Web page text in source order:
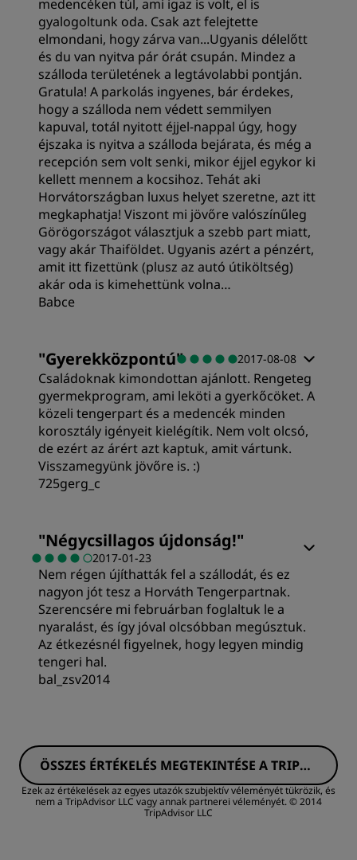
medencéken túl, ami igaz is volt, el is
gyalogoltunk oda. Csak azt felejtette
elmondani, hogy zárva van...Ugyanis délelőtt
és du van nyitva pár órát csupán. Mindez a
szálloda területének a legtávolabbi pontján.
Gratula! A parkolás ingyenes, bár érdekes,
hogy a szálloda nem védett semmilyen
kapuval, totál nyitott éjjel-nappal úgy, hogy
éjszaka is nyitva a szálloda bejárata, és még a
recepción sem volt senki, mikor éjjel egykor ki
kellett mennem a kocsihoz. Tehát aki
Horvátországban luxus helyet szeretne, azt itt
megkaphatja! Viszont mi jövőre valószínűleg
Görögországot választjuk a szebb part miatt,
vagy akár Thaiföldet. Ugyanis azért a pénzért,
amit itt fizettünk (plusz az autó útiköltség)
akár oda is kimehettünk volna…
Babce
Tisztaság
Kiszolgálás
"Gyerekközpontú" 2017-08-08
Családoknak kimondottan ajánlott. Rengeteg
gyermekprogram, ami leköti a gyerkőcöket. A
közeli tengerpart és a medencék minden
korosztály igényeit kielégítik. Nem volt olcsó,
de ezért az árért azt kaptuk, amit vártunk.
Visszamegyünk jövőre is. :)
725gerg_c
"Négycsillagos újdonság!"
2017-01-23
Nem régen újíthatták fel a szállodát, és ez
nagyon jót tesz a Horváth Tengerpartnak.
Szerencsére mi februárban foglaltuk le a
nyaralást, és így jóval olcsóbban megúsztuk.
Az étkezésnél figyelnek, hogy legyen mindig
tengeri hal.
bal_zsv2014
Alvásminőség
ÖSSZES ÉRTÉKELÉS MEGTEKINTÉSE A TRIPAD
VISORON
Ezek az értékelések az egyes utazók szubjektív véleményét tükrözik, és
nem a TripAdvisor LLC vagy annak partnerei véleményét.© 2014
TripAdvisor LLC